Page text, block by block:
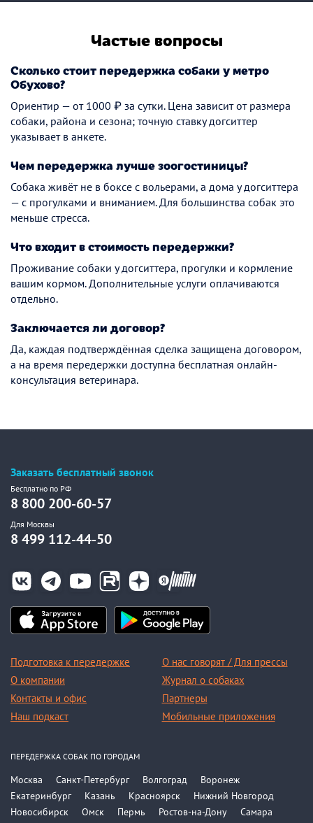
Частые вопросы
Сколько стоит передержка собаки у метро
Обухово?
Ориентир — от 1000 ₽ за сутки. Цена зависит от размера
собаки, района и сезона; точную ставку догситтер
указывает в анкете.
Чем передержка лучше зоогостиницы?
Собака живёт не в боксе с вольерами, а дома у догситтера
— с прогулками и вниманием. Для большинства собак это
меньше стресса.
Что входит в стоимость передержки?
Проживание собаки у догситтера, прогулки и кормление
вашим кормом. Дополнительные услуги оплачиваются
отдельно.
Заключается ли договор?
Да, каждая подтверждённая сделка защищена договором,
а на время передержки доступна бесплатная онлайн-
консультация ветеринара.
Заказать бесплатный звонок
Бесплатно по РФ
8 800 200-60-57
Для Москвы
8 499 112-44-50
Подготовка к передержке
О компании
Контакты и офис
Наш подкаст
О нас говорят / Для прессы
Журнал о собаках
Партнеры
Мобильные приложения
ПЕРЕДЕРЖКА СОБАК ПО ГОРОДАМ
Москва Санкт-Петербург Волгоград
Воронеж
Екатеринбург
Казань Красноярск
Нижний Новгород
Новосибирск
Омск Пермь Ростов-на-Дону
Самара